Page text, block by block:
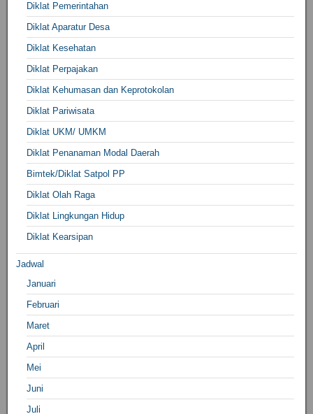
Diklat Pemerintahan
Diklat Aparatur Desa
Diklat Kesehatan
Diklat Perpajakan
Diklat Kehumasan dan Keprotokolan
Diklat Pariwisata
Diklat UKM/ UMKM
Diklat Penanaman Modal Daerah
Bimtek/Diklat Satpol PP
Diklat Olah Raga
Diklat Lingkungan Hidup
Diklat Kearsipan
Jadwal
Januari
Februari
Maret
April
Mei
Juni
Juli